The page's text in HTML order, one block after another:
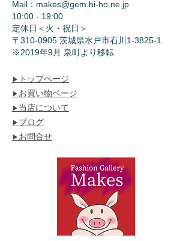
Mail： makes@gem.hi-ho.ne.jp
10:00 - 19:00
​定休日＜火・祝日＞
〒310-0905 茨城県水戸市石川1-3825-1
​※2019年9月 泉町より移転
▶︎ トップページ
▶︎ お買い物ページ
▶︎ 当店について
▶︎ ブログ
▶︎ お問合せ